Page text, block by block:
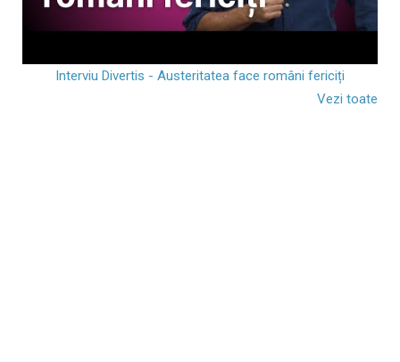
Interviu Divertis - Austeritatea face români fericiți
Vezi toate